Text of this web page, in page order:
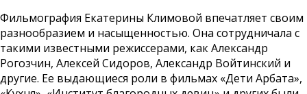
Фильмография Екатерины Климовой впечатляет своим
разнообразием и насыщенностью. Она сотрудничала с
такими известными режиссерами, как Александр
Рогозчин, Алексей Сидоров, Александр Войтинский и
другие. Ее выдающиеся роли в фильмах «Дети Арбата»,